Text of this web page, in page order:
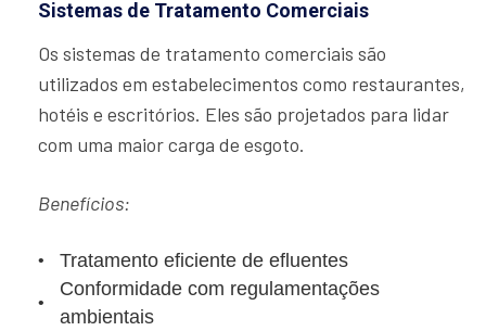
Sistemas de Tratamento Comerciais
Os sistemas de tratamento comerciais são
utilizados em estabelecimentos como restaurantes,
hotéis e escritórios. Eles são projetados para lidar
com uma maior carga de esgoto.
Benefícios:
Tratamento eficiente de efluentes
Conformidade com regulamentações
ambientais